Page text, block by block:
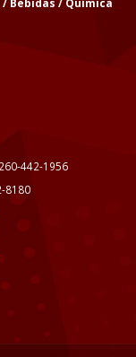
442-1956
8180